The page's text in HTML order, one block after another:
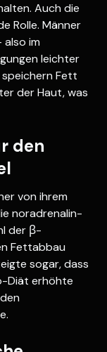
Auch die
Rolle. Männer
im
leichter
Fett
der Haut, was
den
von ihrem
noradrenalin-
der β-
Fettabbau
sogar, dass
Diät erhöhte